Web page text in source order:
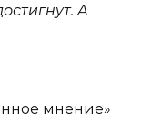
А
мнение»